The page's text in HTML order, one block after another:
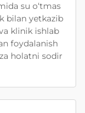
su o‘tmas
bilan yetkazib
klinik ishlab
foydalanish
holatni sodir